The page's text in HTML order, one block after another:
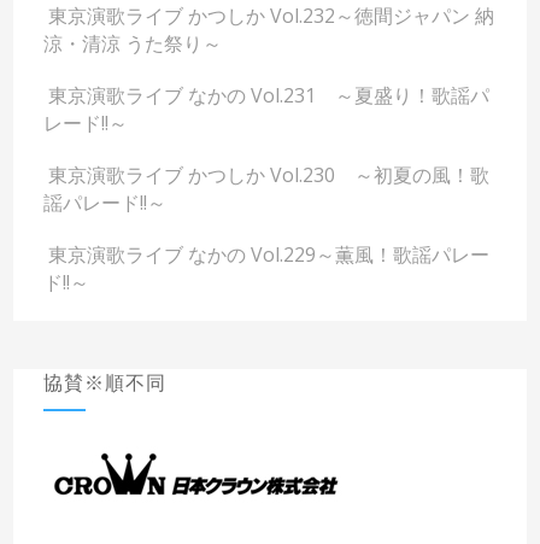
東京演歌ライブ かつしか Vol.232～徳間ジャパン 納
涼・清涼 うた祭り～
東京演歌ライブ なかの Vol.231 ～夏盛り！歌謡パ
レード!!～
東京演歌ライブ かつしか Vol.230 ～初夏の風！歌
謡パレード!!～
東京演歌ライブ なかの Vol.229～薫風！歌謡パレー
ド!!～
協賛※順不同